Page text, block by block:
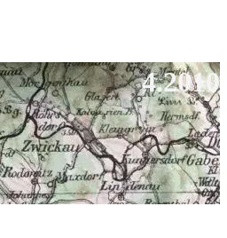
4.2010